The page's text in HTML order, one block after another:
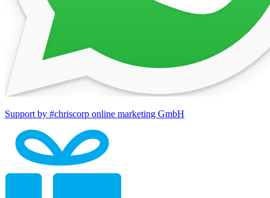
Support by #chriscorp online marketing GmbH